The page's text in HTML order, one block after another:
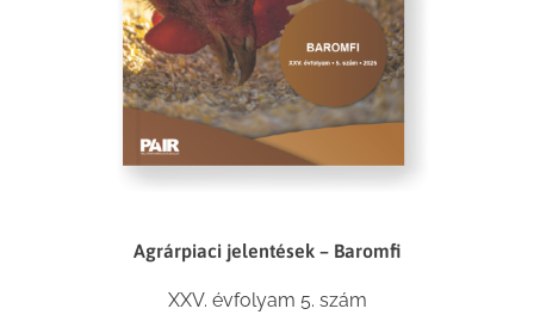
Agrárpiaci jelentések – Baromfi
XXV. évfolyam 5. szám